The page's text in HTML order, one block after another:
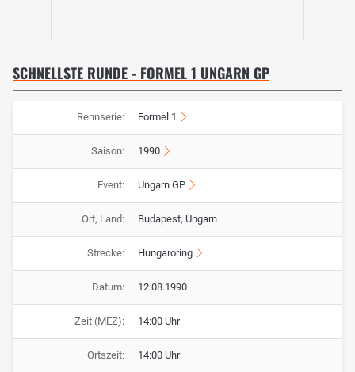
SCHNELLSTE RUNDE - FORMEL 1 UNGARN GP
Rennserie: Formel 1
Saison: 1990
Event: Ungarn GP
Ort, Land: Budapest, Ungarn
Strecke: Hungaroring
Datum: 12.08.1990
Zeit (MEZ): 14:00 Uhr
Ortszeit: 14:00 Uhr